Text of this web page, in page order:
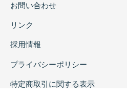
お問い合わせ
リンク
採用情報
プライバシーポリシー
特定商取引に関する表示